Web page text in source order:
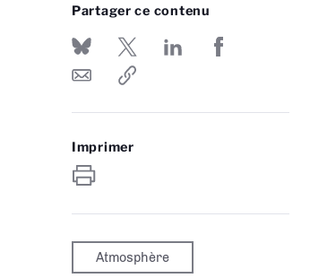
Partager ce contenu
Imprimer
Atmosphère